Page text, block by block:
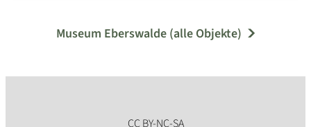
Museum Eberswalde (alle Objekte)